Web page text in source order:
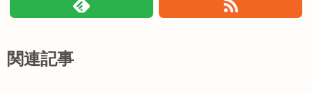
関連記事